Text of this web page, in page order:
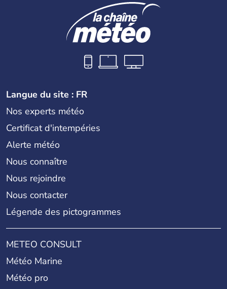
Langue du site : FR
Nos experts météo
Certificat d'intempéries
Alerte météo
Nous connaître
Nous rejoindre
Nous contacter
Légende des pictogrammes
METEO CONSULT
Météo Marine
Météo pro